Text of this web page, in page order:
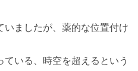
いましたが、薬的な位置付け
いる、時空を超えるという